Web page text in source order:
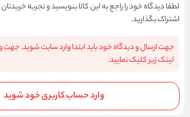
لطفا دیدگاه خود را راجع به این کالا بنویسید و تجربه خریدتان
اشتراک بگذارید.
جهت ارسال و دیدگاه خود باید ابتدا وارد سایت شوید.
لینک زیر کلیک نمایید.
وارد حساب کاربری خود شوید